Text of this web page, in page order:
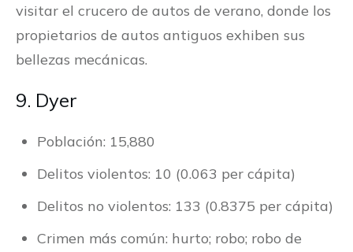
visitar el crucero de autos de verano, donde los
propietarios de autos antiguos exhiben sus
bellezas mecánicas.
9. Dyer
Población: 15,880
Delitos violentos: 10 (0.063 per cápita)
Delitos no violentos: 133 (0.8375 per cápita)
Crimen más común: hurto; robo; robo de